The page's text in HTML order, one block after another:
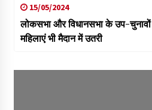
15/05/2024
लोकसभा और विधानसभा के उप-
महिलाएं भी मैदान में उतरी